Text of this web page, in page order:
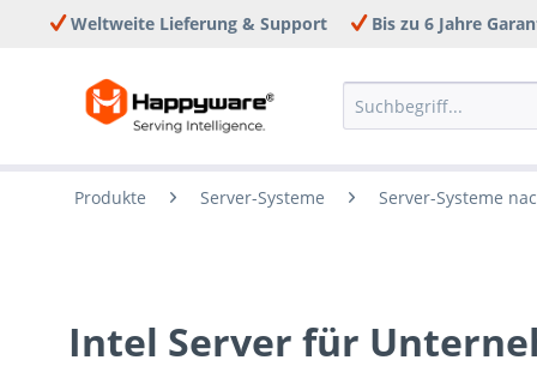
Weltweite Lieferung & Support Bis zu 6 Jahre
Produkte Server-Systeme Server-Systeme
Intel Server für